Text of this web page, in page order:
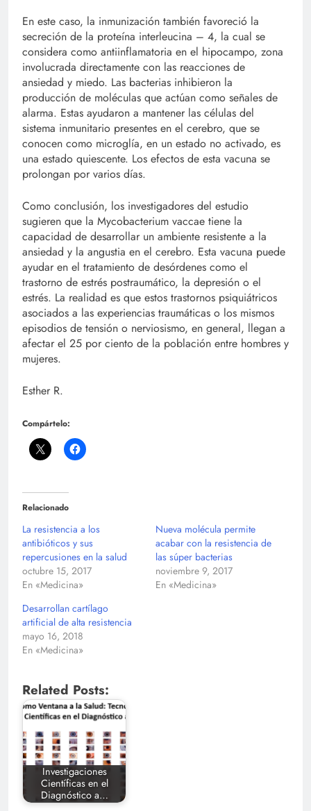
En este caso, la inmunización también favoreció la
secreción de la proteína interleucina – 4, la cual se
considera como antiinflamatoria en el hipocampo, zona
involucrada directamente con las reacciones de
ansiedad y miedo. Las bacterias inhibieron la
producción de moléculas que actúan como señales de
alarma. Estas ayudaron a mantener las células del
sistema inmunitario presentes en el cerebro, que se
conocen como microglía, en un estado no activado, es
una estado quiescente. Los efectos de esta vacuna se
prolongan por varios días.
Como conclusión, los investigadores del estudio
sugieren que la Mycobacterium vaccae tiene la
capacidad de desarrollar un ambiente resistente a la
ansiedad y la angustia en el cerebro. Esta vacuna puede
ayudar en el tratamiento de desórdenes como el
trastorno de estrés postraumático, la depresión o el
estrés. La realidad es que estos trastornos psiquiátricos
asociados a las experiencias traumáticas o los mismos
episodios de tensión o nerviosismo, en general, llegan a
afectar el 25 por ciento de la población entre hombres y
mujeres.
Esther R.
Compártelo:
Relacionado
La resistencia a los
antibióticos y sus
repercusiones en la salud
octubre 15, 2017
En «Medicina»
Nueva molécula permite
acabar con la resistencia de
las súper bacterias
noviembre 9, 2017
En «Medicina»
Desarrollan cartílago
artificial de alta resistencia
mayo 16, 2018
En «Medicina»
Related Posts:
Investigaciones
Científicas en el
Diagnóstico a…